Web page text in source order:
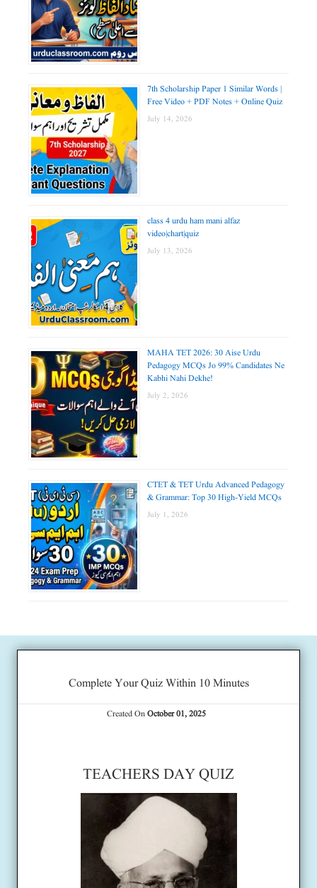
7th Scholarship Paper 1 Similar Words |
Free Video + PDF Notes + Online Quiz
July 14, 2026
class 4 urdu ham mani alfaz
video|chart|quiz
July 13, 2026
MAHA TET 2026: 30 Aise Urdu
Pedagogy MCQs Jo 99% Candidates Ne
Kabhi Nahi Dekhe!
July 2, 2026
CTET & TET Urdu Advanced Pedagogy
& Grammar: Top 30 High-Yield MCQs
July 1, 2026
Complete Your Quiz Within 10 Minutes
Created OnOctober 01, 2025
TEACHERS DAY QUIZ